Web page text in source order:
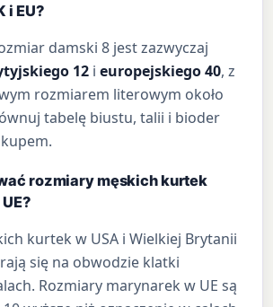
i EU?
damski 8 jest zazwyczaj
12 ieuropejskiego 40, z
rozmiarem literowym około
tabelę biustu, talii i bioder
rozmiary męskich kurtek
kurtek w USA i Wielkiej Brytanii
się na obwodzie klatki
Rozmiary marynarek w UE są